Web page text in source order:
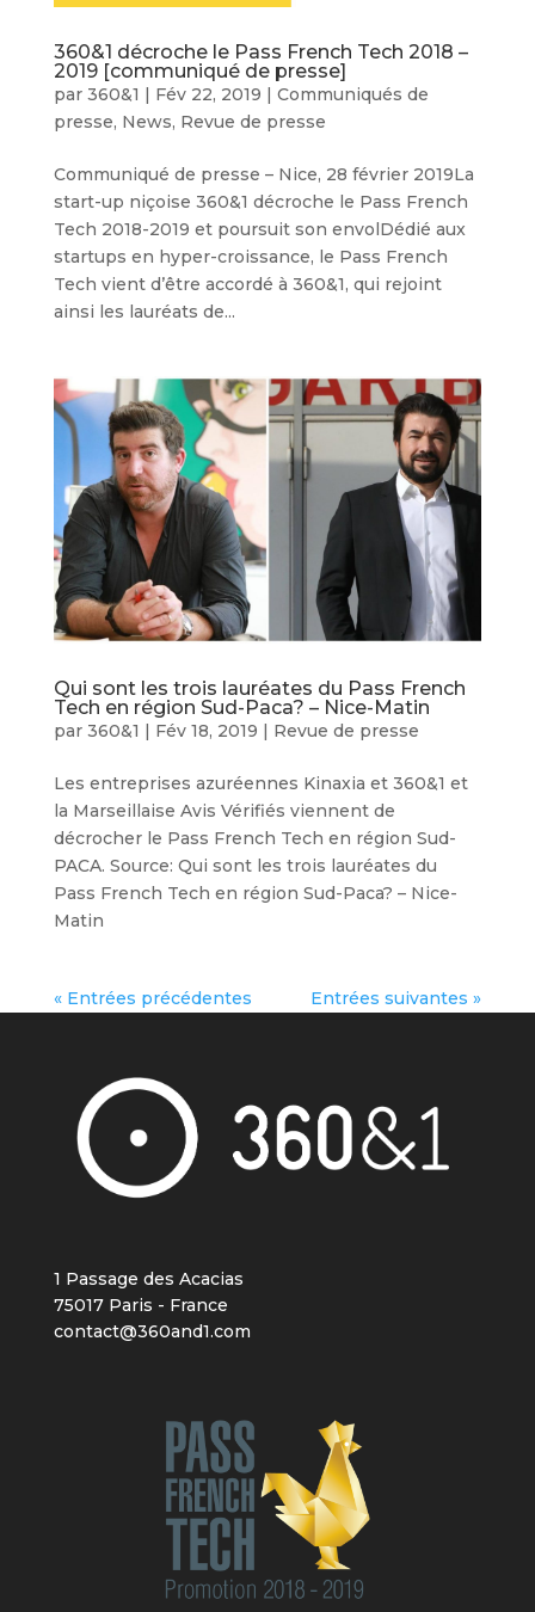
360&1 décroche le Pass French Tech 2018 –
2019 [communiqué de presse]
par 360&1 | Fév 22, 2019 | Communiqués de
presse, News, Revue de presse
Communiqué de presse – Nice, 28 février 2019La
start-up niçoise 360&1 décroche le Pass French
Tech 2018-2019 et poursuit son envolDédié aux
startups en hyper-croissance, le Pass French
Tech vient d’être accordé à 360&1, qui rejoint
ainsi les lauréats de...
Qui sont les trois lauréates du Pass French
Tech en région Sud-Paca? – Nice-Matin
par 360&1 | Fév 18, 2019 | Revue de presse
Les entreprises azuréennes Kinaxia et 360&1 et
la Marseillaise Avis Vérifiés viennent de
décrocher le Pass French Tech en région Sud-
PACA. Source: Qui sont les trois lauréates du
Pass French Tech en région Sud-Paca? – Nice-
Matin
« Entrées précédentes Entrées suivantes »
1 Passage des Acacias
75017 Paris - France
contact@360and1.com